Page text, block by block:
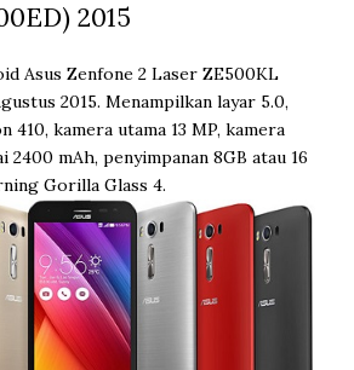
2015
Asus Zenfone 2 Laser ZE500KL
2015. Menampilkan layar 5.0,
410, kamera utama 13 MP, kamera
2400 mAh, penyimpanan 8GB atau 16
Gorilla Glass 4.